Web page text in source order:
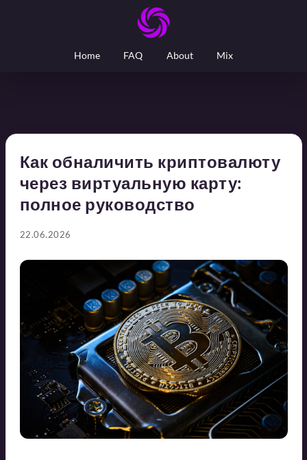
Home FAQ About Mix
Как обналичить криптовалюту
через виртуальную карту:
полное руководство
22.06.2026